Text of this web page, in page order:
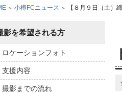
＞ 小樽FCニュース ＞ 【８月９日（土）
影を希望される方
ロケーションフォト
支援内容
撮影までの流れ